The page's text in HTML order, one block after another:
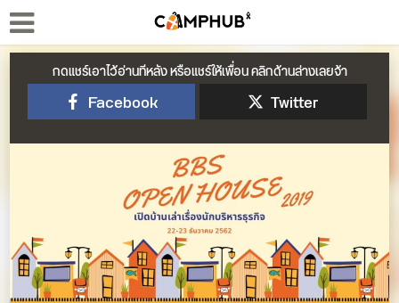
กดแชร์เอาไว้อ่านทีหลัง หรือแชร์ให้เพื่อน คลิกด้านล่างเลยจ้า
Facebook Twitter